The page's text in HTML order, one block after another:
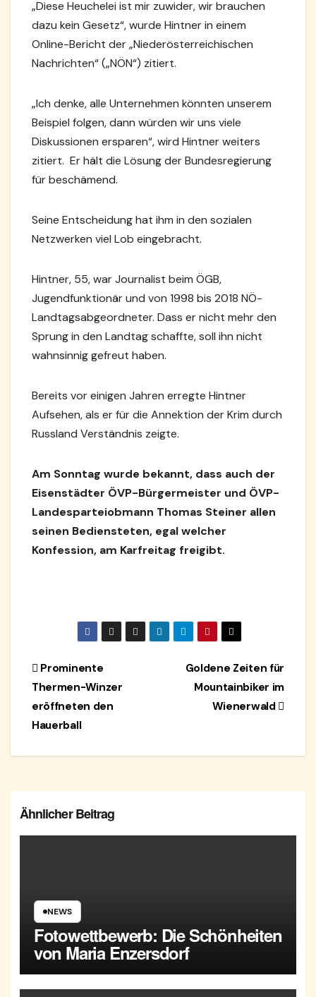
„Diese Heuchelei ist mir zuwider, wir brauchen
dazu kein Gesetz“, wurde Hintner in einem
Online-Bericht der „Niederösterreichischen
Nachrichten“ („NÖN“) zitiert.
„Ich denke, alle Unternehmen könnten unserem
Beispiel folgen, dann würden wir uns viele
Diskussionen ersparen“, wird Hintner weiters
zitiert. Er hält die Lösung der Bundesregierung
für beschämend.
Seine Entscheidung hat ihm in den sozialen
Netzwerken viel Lob eingebracht.
Hintner, 55, war Journalist beim ÖGB,
Jugendfunktionär und von 1998 bis 2018 NÖ-
Landtagsabgeordneter. Dass er nicht mehr den
Sprung in den Landtag schaffte, soll ihn nicht
wahnsinnig gefreut haben.
Bereits vor einigen Jahren erregte Hintner
Aufsehen, als er für die Annektion der Krim durch
Russland Verständnis zeigte.
Am Sonntag wurde bekannt, dass auch der
Eisenstädter ÖVP-Bürgermeister und ÖVP-
Landesparteiobmann Thomas Steiner allen
seinen Bediensteten, egal welcher
Konfession, am Karfreitag freigibt.
BeitragsnavigationGoldene Zeiten für
Mountainbiker im
Wienerwald
Prominente
Thermen-Winzer
eröffneten den
Hauerball
Ähnlicher Beitrag
NEWS
Fotowettbewerb: Die Schönheiten
von Maria Enzersdorf